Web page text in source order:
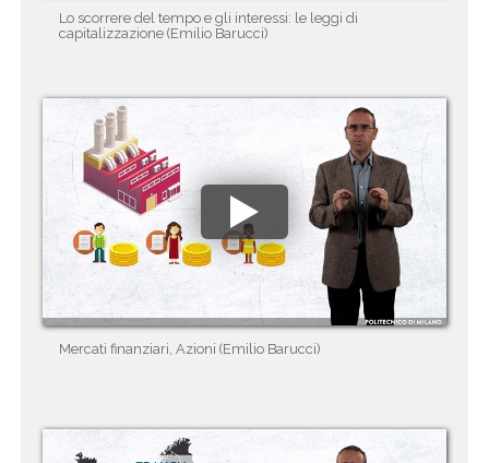
Lo scorrere del tempo e gli interessi: le leggi di
capitalizzazione (Emilio Barucci)
Mercati finanziari, Azioni (Emilio Barucci)